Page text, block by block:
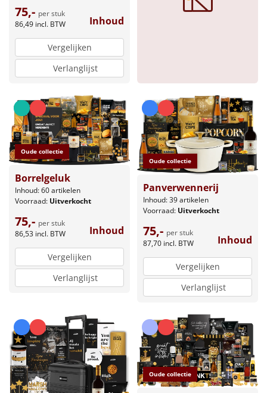
Kerstgeschenken 2026
Relatiegeschenken
Per stuk
Alle overige
75,- per stuk
86,49 incl. BTW Inhoud
Vergelijken
Verlanglijst
Oude collectie
Borrelgeluk
Inhoud: 60 artikelen
Voorraad: Uitverkocht
75,- per stuk
86,53 incl. BTW Inhoud
Vergelijken
Verlanglijst
Oude collectie
Panverwennerij
Inhoud: 39 artikelen
Voorraad: Uitverkocht
75,- per stuk
87,70 incl. BTW Inhoud
Vergelijken
Verlanglijst
Oude collectie